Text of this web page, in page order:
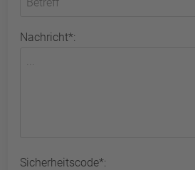
Nachricht*:
Sicherheitscode*: